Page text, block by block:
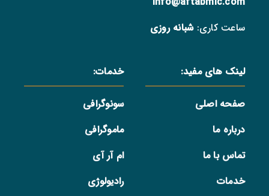
ساعت کاری:شبانه روزی
لینک های مفید:
صفحه اصلی
درباره ما
تماس با ما
خدمات
خدمات:
سونوگرافی
ماموگرافی
ام آر آی
رادیولوژی